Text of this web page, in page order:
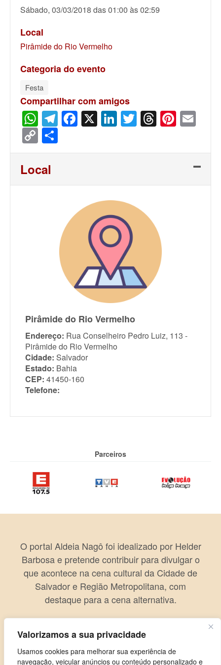
Valorizamos a sua privacidade
Usamos cookies para melhorar sua experiência de
navegação, veicular anúncios ou conteúdo personalizado e
Sábado, 03/03/2018 das 01:00 às 02:59
Local
Pirâmide do Rio Vermelho
Categoria do evento
Festa
Compartilhar com amigos
WhatsApp
Telegram
Facebook
X LinkedIn
Twitter
Threads
Copy
Link
Local
Pirâmide do Rio Vermelho
Endereço: Rua Conselheiro Pedro Luiz, 113 -
Pirâmide do Rio Vermelho
Cidade: Salvador
Estado: Bahia
CEP: 41450-160
Telefone:
Parceiros
O portal Aldeia Nagô foi idealizado por Helder
Barbosa e pretende contribuir para divulgar o
que acontece na cena cultural da Cidade de
Salvador e Região Metropolitana, com
destaque para a cena alternativa.